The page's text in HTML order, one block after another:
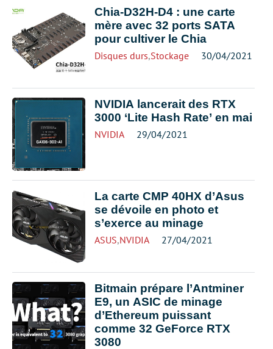
Chia-D32H-D4 : une carte
mère avec 32 ports SATA
pour cultiver le Chia
Disques durs,Stockage 30/04/2021
NVIDIA lancerait des RTX
3000 ‘Lite Hash Rate’ en mai
NVIDIA 29/04/2021
La carte CMP 40HX d’Asus
se dévoile en photo et
s’exerce au minage
ASUS,NVIDIA 27/04/2021
Bitmain prépare l’Antminer
E9, un ASIC de minage
d’Ethereum puissant
comme 32 GeForce RTX
3080